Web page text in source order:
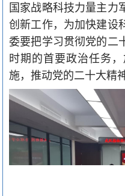
国家战略科技力量主力
创新工作，为加快建设
委要把学习贯彻党的二
时期的首要政治任务
施，推动党的二十大精